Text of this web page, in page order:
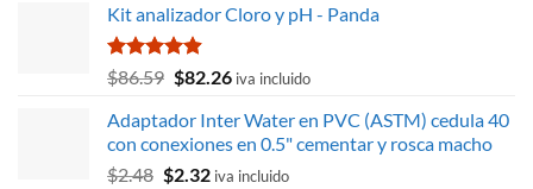
era:
$2,605.15.
es:
Kit analizador Cloro y pH - Panda
Valorado
con
de 5
$86.59 El
original
era:
$86.59.
$82.26El
actual
es:
$82.26.
iva incluido
Adaptador Inter Water en PVC (ASTM) cedula 40
con conexiones en 0.5" cementar y rosca macho
$2.48 El
$2.32Eliva incluido